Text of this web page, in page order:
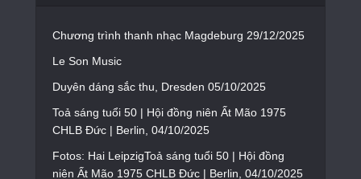
Chương trình thanh nhạc Magdeburg 29/12/2025
Le Son Music
Duyên dáng sắc thu, Dresden 05/10/2025
Toả sáng tuổi 50 | Hội đồng niên Ất Mão 1975
CHLB Đức | Berlin, 04/10/2025
Fotos: Hai LeipzigToả sáng tuổi 50 | Hội đồng
niên Ất Mão 1975 CHLB Đức | Berlin, 04/10/2025